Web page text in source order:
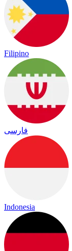
Filipino
فارسی
Indonesia